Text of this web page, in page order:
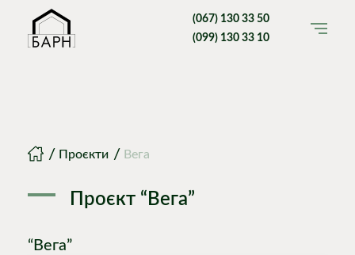
(067) 130 33 50
(099) 130 33 10
ГоловнаПроєкти Вега
Проєкт “Вега”
“Вега”